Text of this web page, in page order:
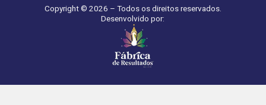
Copyright © 2026 – Todos os direitos reservados.
Desenvolvido por: